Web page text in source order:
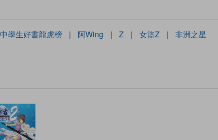
中學生好書龍虎榜 | 阿Wing | Z | 女盜Z | 非洲之星